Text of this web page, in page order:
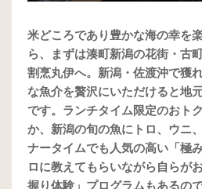
米どころであり豊かな海の幸を
ら、まずは湊町新潟の花街・古
割烹丸伊へ。新潟・佐渡沖で獲
な魚介を贅沢にいただけると地
です。ランチタイム限定のおト
か、新潟の旬の魚にトロ、ウニ
ナータイムでも人気の高い「極
ロに教えてもらいながら自らが
握り体験」プログラムもあるの